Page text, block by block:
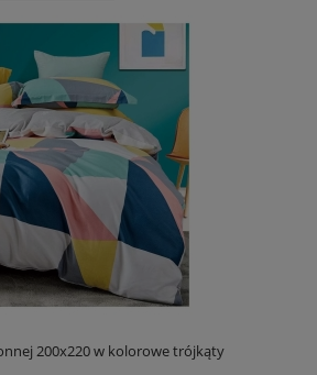
200x220 w kolorowe trójkąty